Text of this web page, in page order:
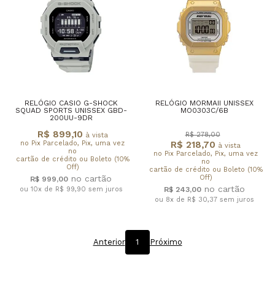
RELÓGIO CASIO G-SHOCK
SQUAD SPORTS UNISSEX GBD-
200UU-9DR
R$ 899,10 à vista
no Pix Parcelado, Pix, uma vez
no
cartão de crédito ou Boleto (10%
Off)
R$ 999,00
ou 10x de R$ 99,90 sem juros
RELÓGIO MORMAII UNISSEX
MO0303C/6B
R$ 218,70 à vista
no Pix Parcelado, Pix, uma vez
no
cartão de crédito ou Boleto (10%
Off)
R$ 278,00
R$ 243,00
ou 8x de R$ 30,37 sem juros
Anterior 1 Próximo